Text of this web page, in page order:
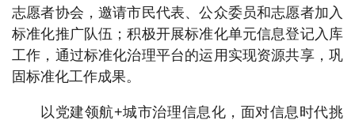
志愿者协会，邀请市民代表、公众委员和志愿者加入
标准化推广队伍；积极开展标准化单元信息登记入库
工作，通过标准化治理平台的运用实现资源共享，巩
固标准化工作成果。
以党建领航+城市治理信息化，面对信息时代挑